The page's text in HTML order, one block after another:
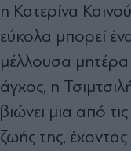
η Κατερίνα
εύκολα μπορεί
μέλλουσα
άγχος, η
βιώνει μια από
ζωής της,